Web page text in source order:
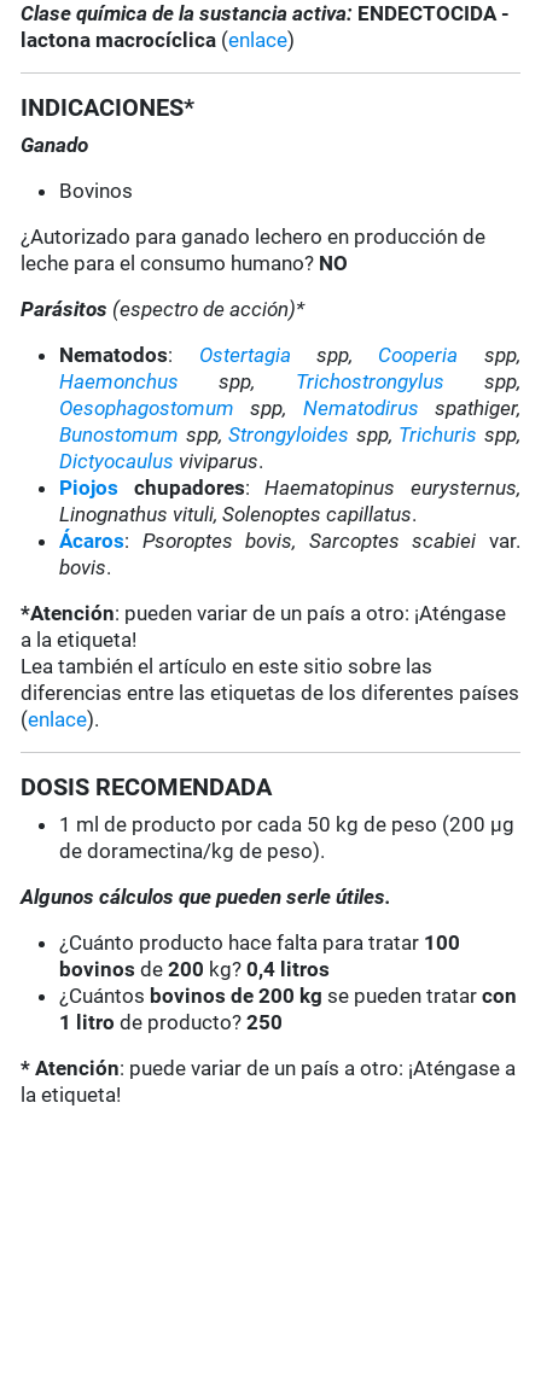
Clase química de la sustancia activa: ENDECTOCIDA -
lactona macrocíclica (enlace)
INDICACIONES*
Ganado
Bovinos
¿Autorizado para ganado lechero en producción de
leche para el consumo humano? NO
Parásitos (espectro de acción)*
Nematodos: Ostertagia spp, Cooperia spp,
Haemonchus spp, Trichostrongylus spp,
Oesophagostomum spp, Nematodirus spathiger,
Bunostomum spp,Strongyloides spp, Trichuris spp,
Dictyocaulus viviparus.
Piojos chupadores:Haematopinus eurysternus,
Linognathus vituli, Solenoptes capillatus.
Ácaros: Psoroptes bovis, Sarcoptes scabiei var.
bovis.
*Atención: pueden variar de un país a otro: ¡Aténgase
a la etiqueta!
Lea también el artículo en este sitio sobre las
diferencias entre las etiquetas de los diferentes países
(enlace).
DOSIS RECOMENDADA
1 ml de producto por cada 50 kg de peso (200 µg
de doramectina/kg de peso).
Algunos cálculos que pueden serle útiles.
¿Cuánto producto hace falta para tratar 100
bovinosde200 kg?0,4 litros
¿Cuántos bovinos de 200 kg se pueden tratarcon
1 litro de producto?250
* Atención: puede variar de un país a otro: ¡Aténgase a
la etiqueta!